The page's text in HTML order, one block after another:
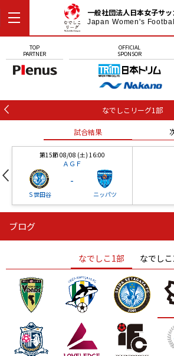
一般社団法人日本女子サ
Japan Women's
TOP
PARTNER
OFFICIAL
SPONSOR
なでしこリーグ1部
試合結果
第15節 08/08 (土) 16:00
ＡＧＦ
Ｓ世田谷
-
ニッパツ
ニッパツ
ニッパツ 名古屋 静岡
ブログ
なでしこ1部 なでし